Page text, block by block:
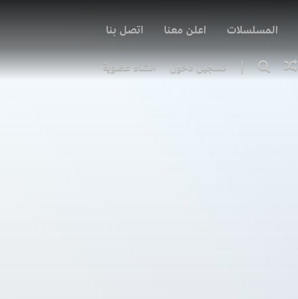
المسلسلات اعلن معنا اتصل بنا
| تسجيل دخول انشاء عضوية